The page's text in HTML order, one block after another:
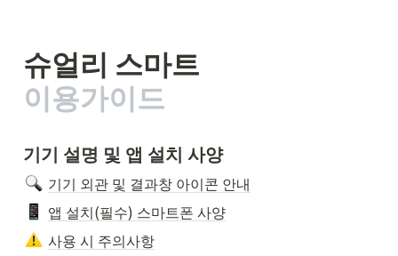
슈얼리 스마트
기기 설명 및 앱 설치 사양
기기 외관 및 결과창 아이콘 안내
앱 설치(필수) 스마트폰 사양
사용 시 주의사항